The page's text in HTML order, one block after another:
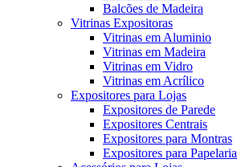
Balcões de Madeira
Vitrinas Expositoras
Vitrinas em Aluminio
Vitrinas em Madeira
Vitrinas em Vidro
Vitrinas em Acrílico
Expositores para Lojas
Expositores de Parede
Expositores Centrais
Expositores para Montras
Expositores para Papelaria